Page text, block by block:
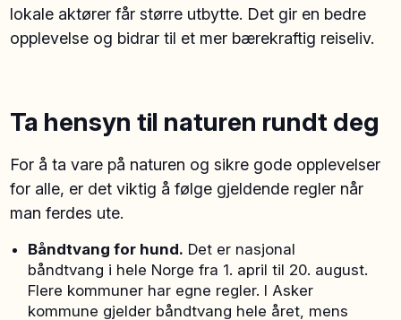
lokale aktører får større utbytte. Det gir en bedre
opplevelse og bidrar til et mer bærekraftig reiseliv.
Ta hensyn til naturen rundt deg
For å ta vare på naturen og sikre gode opplevelser
for alle, er det viktig å følge gjeldende regler når
man ferdes ute.
Båndtvang for hund. Det er nasjonal
båndtvang i hele Norge fra 1. april til 20. august.
Flere kommuner har egne regler. I Asker
kommune gjelder båndtvang hele året, mens